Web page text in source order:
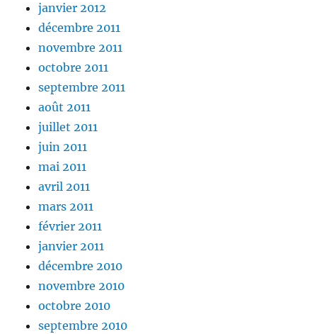
janvier 2012
décembre 2011
novembre 2011
octobre 2011
septembre 2011
août 2011
juillet 2011
juin 2011
mai 2011
avril 2011
mars 2011
février 2011
janvier 2011
décembre 2010
novembre 2010
octobre 2010
septembre 2010